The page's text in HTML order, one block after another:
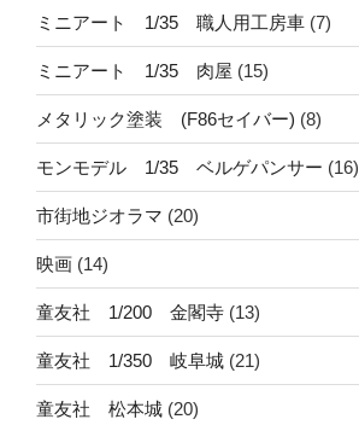
ミニアート 1/35 職人用工房車 (7)
ミニアート 1/35 肉屋 (15)
メタリック塗装 (F86セイバー) (8)
モンモデル 1/35 ベルゲパンサー (16)
市街地ジオラマ (20)
映画 (14)
童友社 1/200 金閣寺 (13)
童友社 1/350 岐阜城 (21)
童友社 松本城 (20)